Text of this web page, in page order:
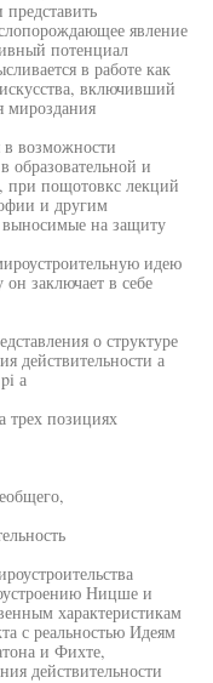
явление
потенциал
в работе как
включивший
мироздания
в возможности
образовательной и
при пощотовкс лекций
и другим
на защиту
идею
заключает в себе
о структуре
действительности а
а
трех позициях
Ницше и
характеристикам
с реальностью Идеям
и Фихте,
действительности